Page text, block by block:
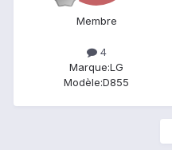
Membre
4
Marque:LG
Modèle:D855